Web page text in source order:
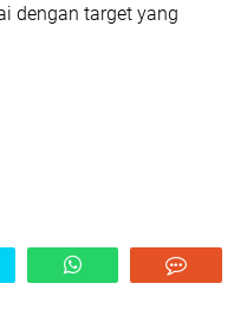
dengan target yang